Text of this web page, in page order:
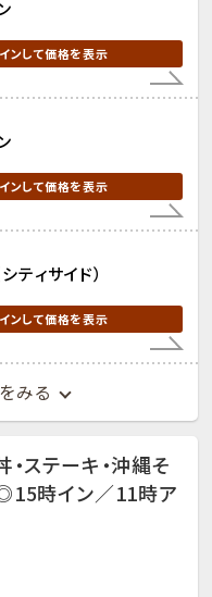
ンして価格を表示
ンして価格を表示
ティサイド）
ンして価格を表示
みる
・ステーキ・沖縄そ
時イン／11時ア